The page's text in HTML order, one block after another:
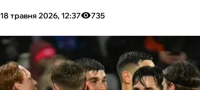
18 травня 2026, 12:37 735